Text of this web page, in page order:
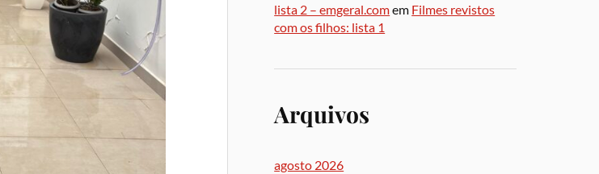
lista 2 – emgeral.comem Filmes revistos
com os filhos: lista 1
Arquivos
agosto 2026